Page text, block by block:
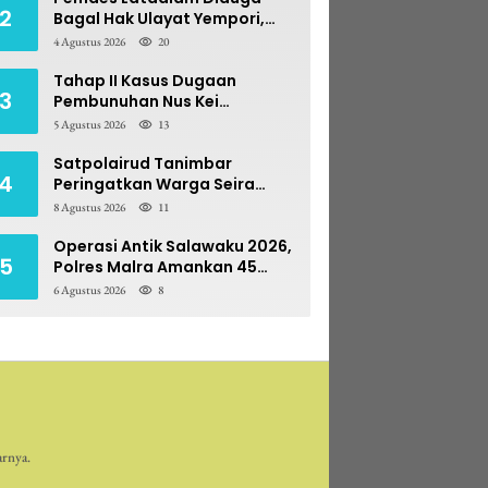
2
Bagal Hak Ulayat Yempori,
Prona BPN Terseret Bara
4 Agustus 2026 20
3
Tahap II Kasus Dugaan
Pembunuhan Nus Kei
Dilimpahkan ke PN Ambon
5 Agustus 2026 13
4
Satpolairud Tanimbar
Peringatkan Warga Seira
Blawat: Perebutan Hasil Laut
8 Agustus 2026 11
5
Operasi Antik Salawaku 2026,
Polres Malra Amankan 45
Liter Sopi
6 Agustus 2026 8